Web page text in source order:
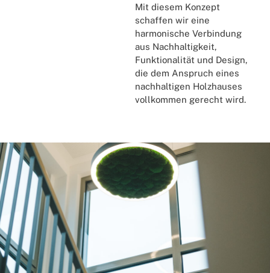
Mit diesem Konzept
schaffen wir eine
harmonische Verbindung
aus Nachhaltigkeit,
Funktionalität und Design,
die dem Anspruch eines
nachhaltigen Holzhauses
vollkommen gerecht wird.